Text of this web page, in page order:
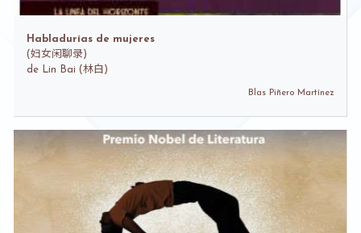
Habladurías de mujeres
(妇女闲聊录)
de Lin Bai (林白)
Blas Piñero Martínez